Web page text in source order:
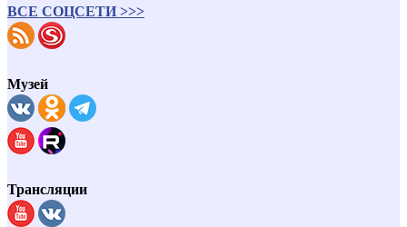
ВСЕ СОЦСЕТИ >>>
Музей
Трансляции